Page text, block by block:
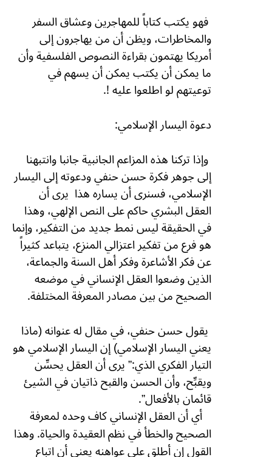
فهو يكتب كتاباً للمهاجرين وعشاق السفر
والمخاطرات، ويظن أن من يهاجرون إلى
أمريكا يهتمون بقراءة النصوص الفلسفية وأن
ما يمكن أن يكتب يمكن أن يسهم في
توعيتهم لو اطلعوا عليه !.
دعوة اليسار الإسلامي:
وإذا تركنا هذه المزاعم الجانبية جانبا وانتبهنا
إلى جوهر فكرة حسن حنفي ودعوته إلى اليسار
الإسلامي، فسنرى أن يساره هذا يرى أن
العقل البشري حاكم على النص الإلهي، وهذا
في الحقيقة ليس نمط جديد من التفكير، وإنما
هو فرع من تفكير اعتزالي المنزع، يتباعد كثيراً
عن فكر الأشاعرة وفكر أهل السنة والجماعة،
الذين وضعوا العقل الإنساني في موضعه
الصحيح من بين مصادر المعرفة المختلفة.
يقول حسن حنفي، في مقال له عنوانه (ماذا
يعني اليسار الإسلامي) إن اليسار الإسلامي هو
التيار الفكري الذي:” يرى أن العقل يحسِّن
ويقبِّح، وأن الحسن والقبح ذاتيان في الشيئ
قائمان بالأفعال”.
أي أن العقل الإنساني كاف وحده لمعرفة
الصحيح والخطأ في نظم العقيدة والحياة. وهذا
القول إن أطلق على عواهنه يعني أن اتباع